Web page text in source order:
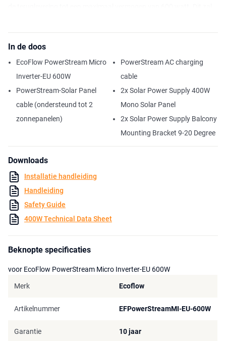
Met dit balkonsysteem heb je de mogelijkheid om de CO2-uitstoot
te verminderen. Door schone en hernieuwbare elektriciteit te
brandstoffen te verminderen en zo de CO2-uitstoot te
minimaliseren.
De PowerStream Microinverter is geschikt voor zonne-energie
productie met maximaal 2x zonnepanelen met elk een maximaal
vermogen van 400W. Dit balkonsysteem met een vermogen van
balkoncentrale een besparing van 250€ per jaar opleveren.
De terugverdientijd is gemiddeld 4-5 jaar.
Registreren
Sinds 26 mei 2020 is het verplicht in Nederland om je inverter aan te
melden, zodra je energie gaat terugleveren aan het elektriciteitsnet.
In de doos
EcoFlow PowerStream Micro
Inverter-EU 600W
PowerStream-Solar Panel
cable (ondersteund tot 2
zonnepanelen)
PowerStream AC charging
cable
2x Solar Power Supply 400W
Mono Solar Panel
2x Solar Power Supply Balcony
Mounting Bracket 9-20 Degree
Downloads
Installatie handleiding
Handleiding
Safety Guide
400W Technical Data Sheet
Beknopte specificaties
voor EcoFlow PowerStream Micro Inverter-EU 600W
Merk Ecoflow
Artikelnummer EFPowerStreamMI-EU-600W
Garantie 10 jaar